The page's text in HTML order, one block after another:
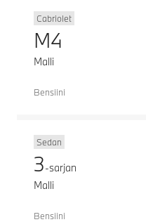
Cabriolet
M4
Malli
Bensiini
Sedan
3-sarjan
Malli
Bensiini